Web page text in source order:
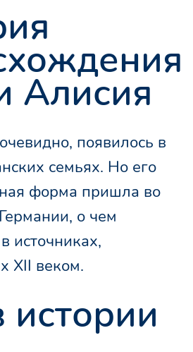
Алисия
появилось в
семьях. Но его
форма пришла во
о чем
источниках,
XII веком.